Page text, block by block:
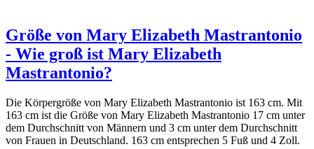
Größe von Mary Elizabeth Mastrantonio
- Wie groß ist Mary Elizabeth
Mastrantonio?
Die Körpergröße von Mary Elizabeth Mastrantonio ist 163 cm. Mit
163 cm ist die Größe von Mary Elizabeth Mastrantonio 17 cm unter
dem Durchschnitt von Männern und 3 cm unter dem Durchschnitt
von Frauen in Deutschland. 163 cm entsprechen 5 Fuß und 4 Zoll.